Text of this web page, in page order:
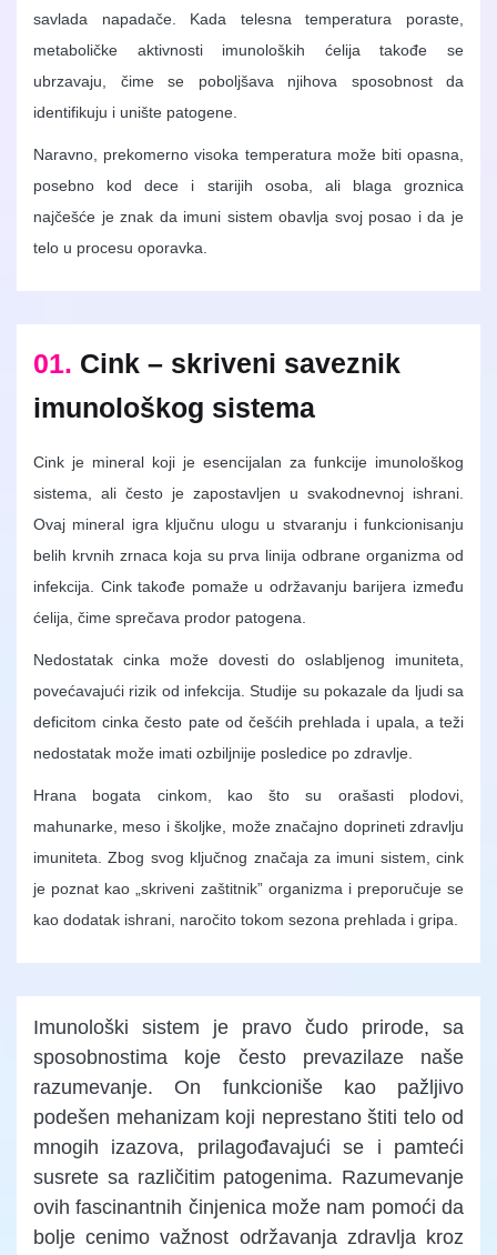
savlada napadače. Kada telesna temperatura poraste,
metaboličke aktivnosti imunoloških ćelija takođe se
ubrzavaju, čime se poboljšava njihova sposobnost da
identifikuju i unište patogene.
Naravno, prekomerno visoka temperatura može biti opasna,
posebno kod dece i starijih osoba, ali blaga groznica
najčešće je znak da imuni sistem obavlja svoj posao i da je
telo u procesu oporavka.
01. Cink – skriveni saveznik
imunološkog sistema
Cink je mineral koji je esencijalan za funkcije imunološkog
sistema, ali često je zapostavljen u svakodnevnoj ishrani.
Ovaj mineral igra ključnu ulogu u stvaranju i funkcionisanju
belih krvnih zrnaca koja su prva linija odbrane organizma od
infekcija. Cink takođe pomaže u održavanju barijera između
ćelija, čime sprečava prodor patogena.
Nedostatak cinka može dovesti do oslabljenog imuniteta,
povećavajući rizik od infekcija. Studije su pokazale da ljudi sa
deficitom cinka često pate od češćih prehlada i upala, a teži
nedostatak može imati ozbiljnije posledice po zdravlje.
Hrana bogata cinkom, kao što su orašasti plodovi,
mahunarke, meso i školjke, može značajno doprineti zdravlju
imuniteta. Zbog svog ključnog značaja za imuni sistem, cink
je poznat kao „skriveni zaštitnik” organizma i preporučuje se
kao dodatak ishrani, naročito tokom sezona prehlada i gripa.
Imunološki sistem je pravo čudo prirode, sa
sposobnostima koje često prevazilaze naše
razumevanje. On funkcioniše kao pažljivo
podešen mehanizam koji neprestano štiti telo od
mnogih izazova, prilagođavajući se i pamteći
susrete sa različitim patogenima. Razumevanje
ovih fascinantnih činjenica može nam pomoći da
bolje cenimo važnost održavanja zdravlja kroz